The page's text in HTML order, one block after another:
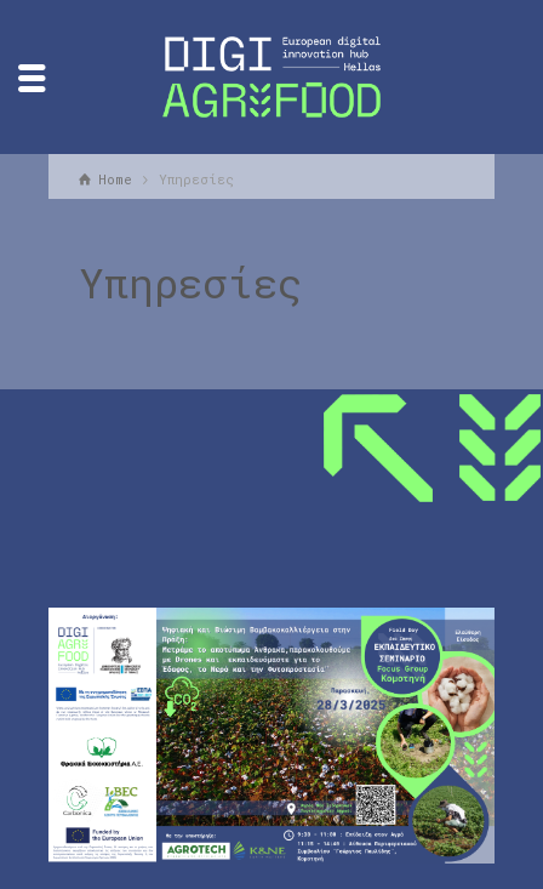
Home Υπηρεσίες
Υπηρεσίες